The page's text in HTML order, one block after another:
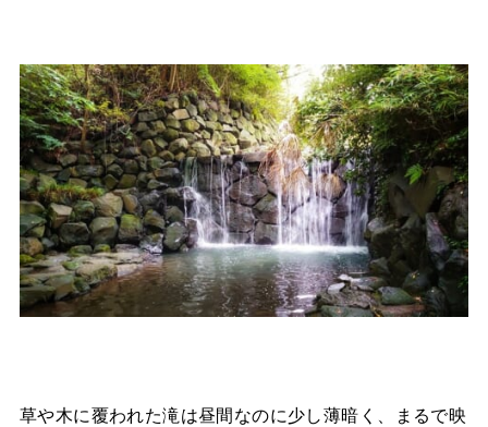
草や木に覆われた滝は昼間なのに少し薄暗く、まるで映